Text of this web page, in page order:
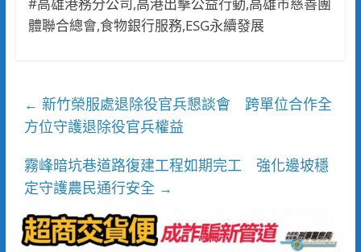
體聯合總會,食物銀行服務,ESG永續發展
← 新竹榮服處退除役官兵懇談會 跨單位合作全
方位守護退除役官兵權益
霧峰暗坑巷道路復建工程如期完工 強化邊坡穩
定守護農民通行安全 →